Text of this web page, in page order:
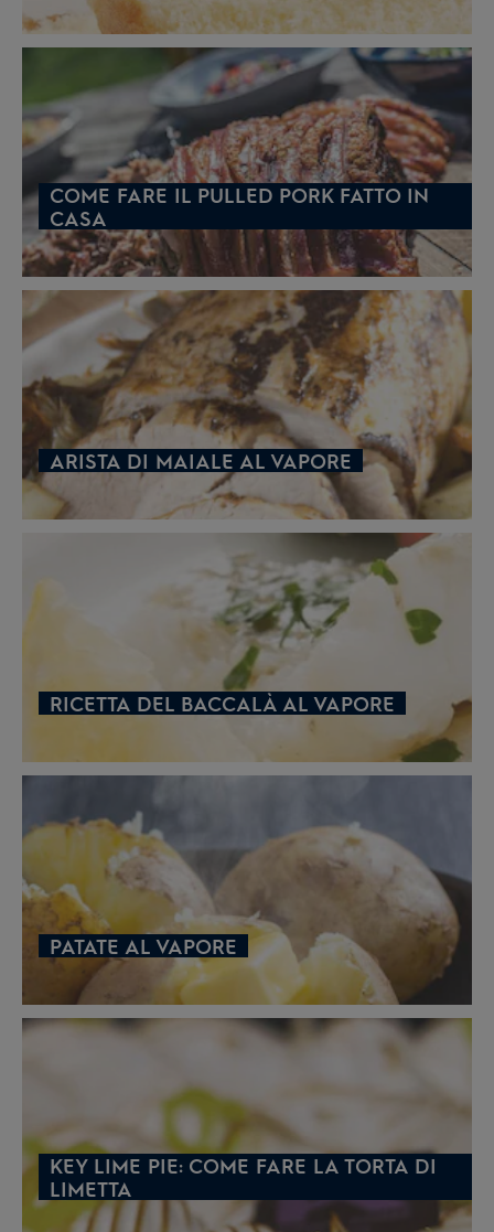
COME FARE IL PULLED PORK FATTO IN
CASA
ARISTA DI MAIALE AL VAPORE
RICETTA DEL BACCALÀ AL VAPORE
PATATE AL VAPORE
KEY LIME PIE: COME FARE LA TORTA DI
LIMETTA